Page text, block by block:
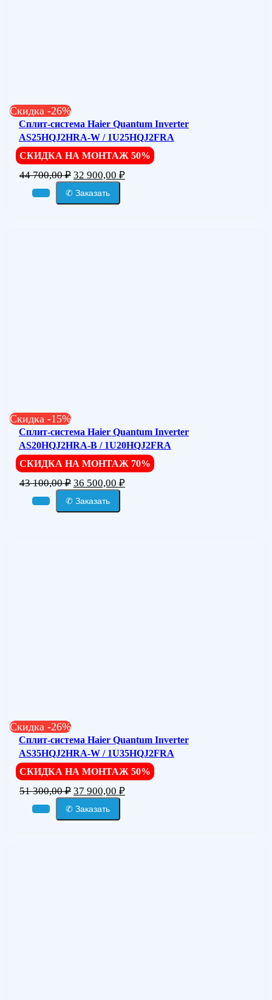
Скидка -26%
Сплит-система Haier Quantum Inverter
AS25HQJ2HRA-W / 1U25HQJ2FRA
СКИДКА НА МОНТАЖ 50%
44 700,00₽ 32 900,00 ₽
✆ Заказать
Скидка -15%
Сплит-система Haier Quantum Inverter
AS20HQJ2HRA-B / 1U20HQJ2FRA
СКИДКА НА МОНТАЖ 70%
43 100,00₽ 36 500,00 ₽
✆ Заказать
Скидка -26%
Сплит-система Haier Quantum Inverter
AS35HQJ2HRA-W / 1U35HQJ2FRA
СКИДКА НА МОНТАЖ 50%
51 300,00₽ 37 900,00 ₽
✆ Заказать